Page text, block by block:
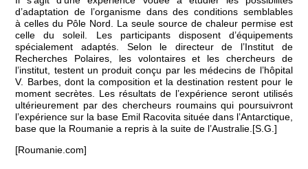
d’adaptation de l’organisme dans des conditions semblables
à celles du Pôle Nord. La seule source de chaleur permise est
celle du soleil. Les participants disposent d’équipements
spécialement adaptés. Selon le directeur de l’Institut de
Recherches Polaires, les volontaires et les chercheurs de
l’institut, testent un produit conçu par les médecins de l’hôpital
V. Barbes, dont la composition et la destination restent pour le
moment secrètes. Les résultats de l’expérience seront utilisés
ultérieurement par des chercheurs roumains qui poursuivront
l’expérience sur la base Emil Racovita située dans l’Antarctique,
base que la Roumanie a repris à la suite de l’Australie.[S.G.]
[Roumanie.com]